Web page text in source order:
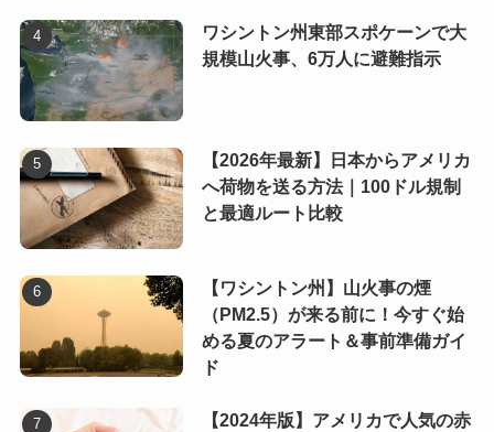
ワシントン州東部スポケーンで大
規模山火事、6万人に避難指示
【2026年最新】日本からアメリカ
へ荷物を送る方法｜100ドル規制
と最適ルート比較
【ワシントン州】山火事の煙
（PM2.5）が来る前に！今すぐ始
める夏のアラート＆事前準備ガイ
ド
【2024年版】アメリカで人気の赤